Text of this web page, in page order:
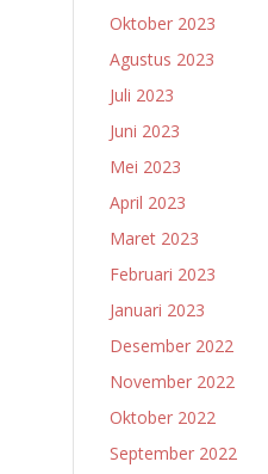
Oktober 2023
Agustus 2023
Juli 2023
Juni 2023
Mei 2023
April 2023
Maret 2023
Februari 2023
Januari 2023
Desember 2022
November 2022
Oktober 2022
September 2022